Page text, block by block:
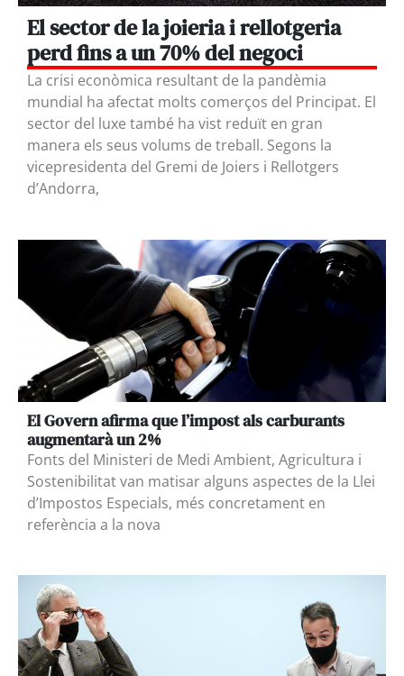
El sector de la joieria i rellotgeria
perd fins a un 70% del negoci
La crisi econòmica resultant de la pandèmia
mundial ha afectat molts comerços del Principat. El
sector del luxe també ha vist reduït en gran
manera els seus volums de treball. Segons la
vicepresidenta del Gremi de Joiers i Rellotgers
d’Andorra,
El Govern afirma que l’impost als carburants
augmentarà un 2%
Fonts del Ministeri de Medi Ambient, Agricultura i
Sostenibilitat van matisar alguns aspectes de la Llei
d’Impostos Especials, més concretament en
referència a la nova